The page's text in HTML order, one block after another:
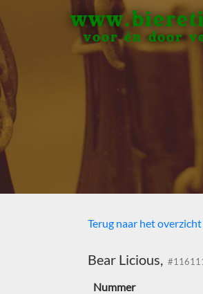
voor én door
Terug naar het overzicht
Bear Licious,
Nummer